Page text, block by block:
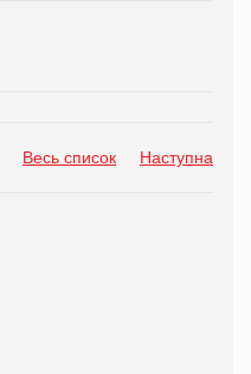
Весь список Наступна